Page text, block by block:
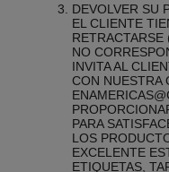
DEVOLVER SU
EL CLIENTE
NO
INVITA AL
CON NUESTRA
EN
PARA
LOS
EXCELENTE
ETIQUETAS,